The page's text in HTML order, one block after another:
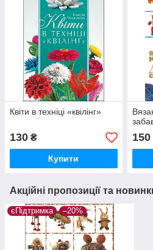
Квіти в техніці «квілінг»
130 ₴
Купити
150
Акційні пропозиції та
єПідтримка –20%